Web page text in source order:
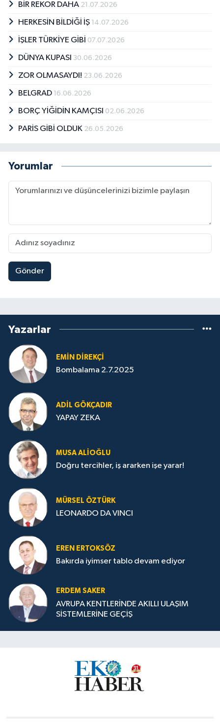
BİR REKOR DAHA 21.07.2026
HERKESİN BİLDİĞİ İŞ 14.07.2026
İŞLER TÜRKİYE GİBİ 07.07.2026
DÜNYA KUPASI 30.06.2026
ZOR OLMASAYDI! 23.06.2026
BELGRAD 16.06.2026
BORÇ YİĞİDİN KAMÇISI 02.06.2026
PARİS GİBİ OLDUK 26.05.2026
Yorumlar
Gönder
Yazarlar
EMIN DIREKÇI
Bombalama 2.7.2025
ADIL GÖKÇADIR
YAPAY ZEKA
MUSA ALIOĞLU
Doğru tercihler, iş ararken işe yarar!
MÜRSEL ÖZTÜRK
LEONARDO DA VINCI
EREN ERTOKSÖZ
Bakırda iyimser tablo devam ediyor
ERDEM SAKER
AVRUPA KENTLERİNDE AKILLI ULAŞIM
SİSTEMLERİNE GEÇİŞ